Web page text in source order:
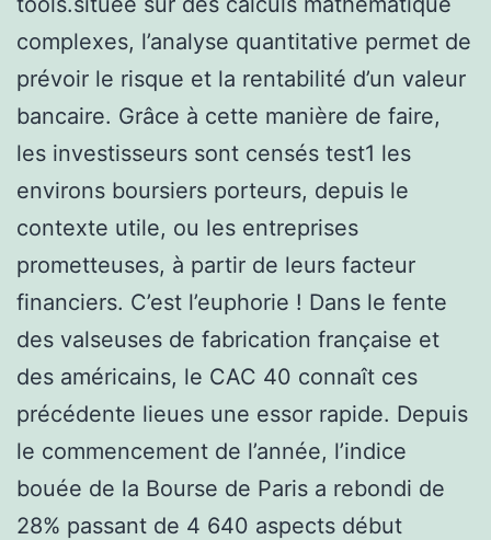
complexes, l’analyse quantitative permet de
prévoir le risque et la rentabilité d’un valeur
bancaire. Grâce à cette manière de faire,
les investisseurs sont censés test1 les
environs boursiers porteurs, depuis le
contexte utile, ou les entreprises
prometteuses, à partir de leurs facteur
financiers. C’est l’euphorie ! Dans le fente
des valseuses de fabrication française et
des américains, le CAC 40 connaît ces
précédente lieues une essor rapide. Depuis
le commencement de l’année, l’indice
bouée de la Bourse de Paris a rebondi de
28% passant de 4 640 aspects début